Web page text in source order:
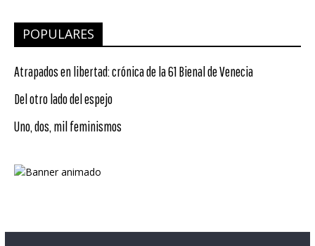
POPULARES
Atrapados en libertad: crónica de la 61 Bienal de Venecia
Del otro lado del espejo
Uno, dos, mil feminismos